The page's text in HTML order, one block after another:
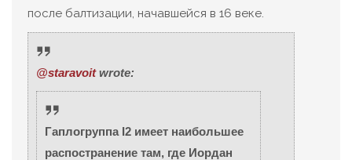
после балтизации, начавшейся в 16 веке.
@staravoitwrote:
Гаплогруппа I2 имеет наибольшее
распостранение там, где Иордан